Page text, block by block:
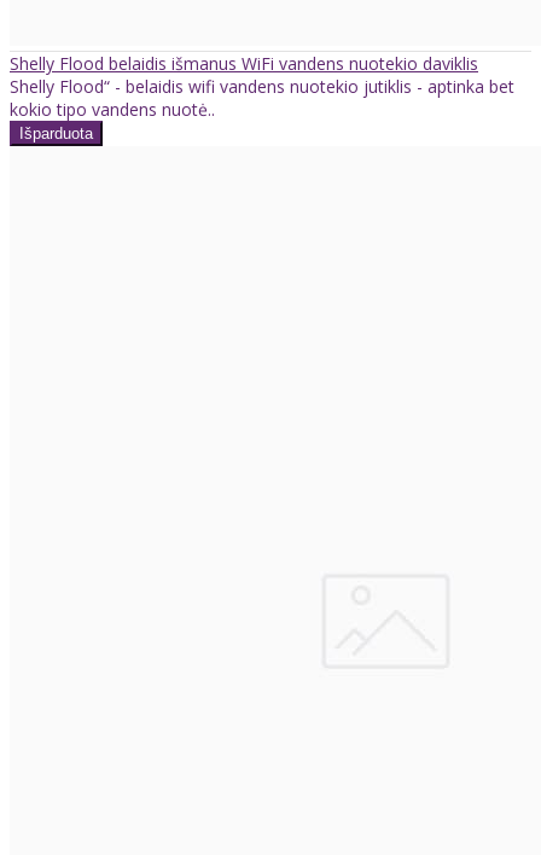
Shelly Flood belaidis išmanus WiFi vandens nuotekio daviklis
Shelly Flood“ - belaidis wifi vandens nuotekio jutiklis - aptinka bet
kokio tipo vandens nuotė..